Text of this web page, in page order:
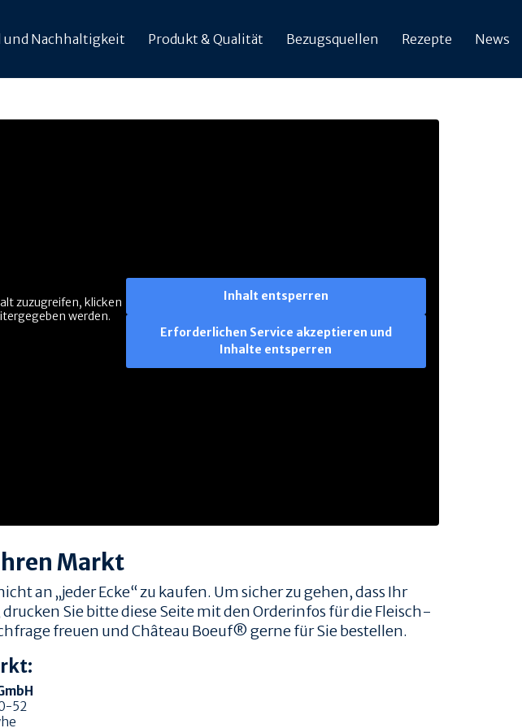
und Nachhaltigkeit Produkt & Qualität Bezugsquellen Rezepte News
zuzugreifen, klicken
werden.
Inhalt entsperren
Erforderlichen Service akzeptieren und
Inhalte entsperren
Markt
an „jeder Ecke“ zu kaufen. Um sicher zu gehen, dass Ihr
Sie bitte diese Seite mit den Orderinfos für die Fleisch-
freuen und Château Boeuf® gerne für Sie bestellen.
52